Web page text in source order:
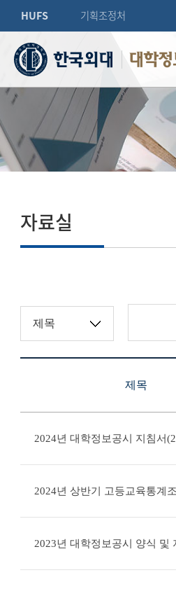
HUFS 기획조정처
대학
자료실
제목
2024년 대학정보공시 지침서
2024년 상반기 고등교육통계
2023년 대학정보공시 양식 및